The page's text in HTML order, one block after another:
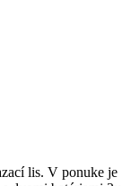
lis. V ponuke je